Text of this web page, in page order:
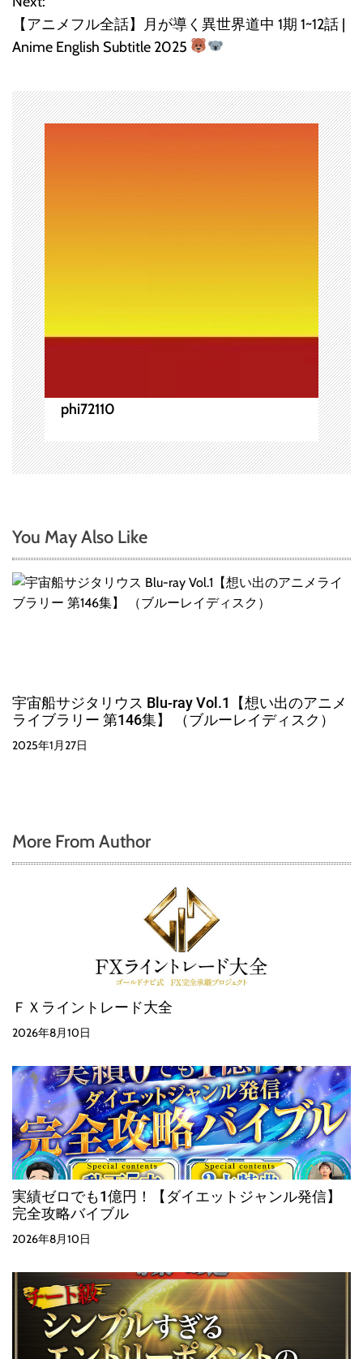
ナ
ビ
ー
シ
ョ
ン
【アニメフル全話】月が導く異世界道中 1期 1~12話 |
Anime English Subtitle 2025
phi72110
You May Also Like
宇宙船サジタリウス Blu-ray Vol.1【想い出のアニメ
ライブラリー 第146集】 （ブルーレイディスク）
2025年1月27日
More From Author
ＦＸライントレード大全
2026年8月10日
実績ゼロでも1億円！【ダイエットジャンル発信】
完全攻略バイブル
2026年8月10日